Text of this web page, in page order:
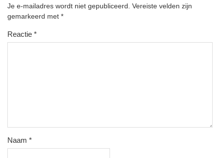
Je e-mailadres wordt niet gepubliceerd. Vereiste velden zijn
gemarkeerd met *
Reactie *
Naam *